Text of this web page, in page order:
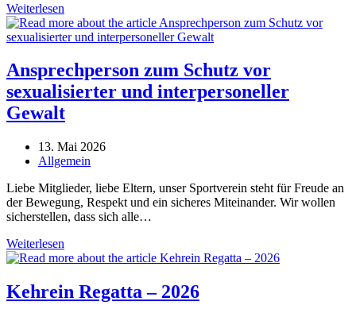
Weiterlesen
NRW
Ansprechperson zum Schutz vor
sexualisierter und interpersoneller
Gewalt
Beitrag
veröffentlicht:
13. Mai 2026
Beitrags-
Allgemein
Liebe Mitglieder, liebe Eltern, unser Sportverein steht für Freude an
der Bewegung, Respekt und ein sicheres Miteinander. Wir wollen
sicherstellen, dass sich alle…
Weiterlesen
zum
vor
sexualisierter
Kehrein Regatta – 2026